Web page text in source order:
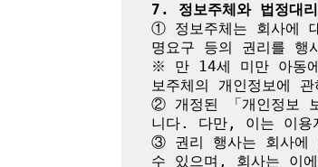
7. 정보주체와 법정대
① 정보주체는 회사에
명요구 등의 권리를
※ 만 14세 미만 아동
보주체의 개인정보에
② 개정된 「개인정보
니다. 다만, 이는 이용
③ 권리 행사는 회사에
수 있으며, 회사는 이